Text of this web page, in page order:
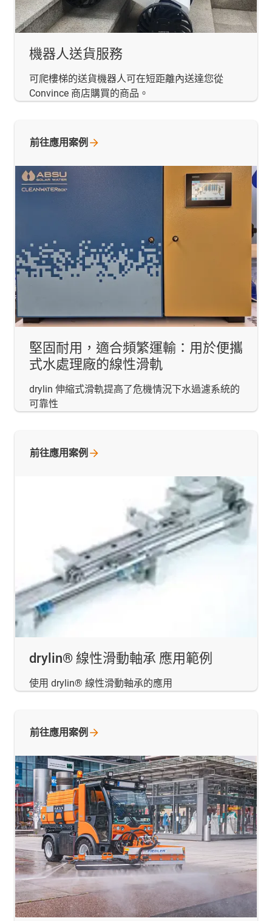
機器人送貨服務
可爬樓梯的送貨機器人可在短距離內送達您從
Convince 商店購買的商品。
堅固耐用，適合頻繁運輸：用於便攜
式水處理廠的線性滑軌
drylin 伸縮式滑軌提高了危機情況下水過濾系統的
可靠性
前往應用案例
drylin® 線性滑動軸承 應用範例
使用 drylin® 線性滑動軸承的應用
前往應用案例
前往應用案例